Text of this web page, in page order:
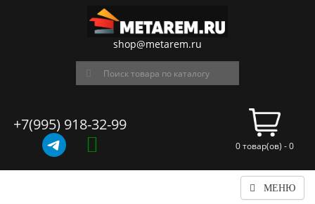
shop@metarem.ru
+7(995) 918-32-99
0 товар(ов) - 0
МЕНЮ